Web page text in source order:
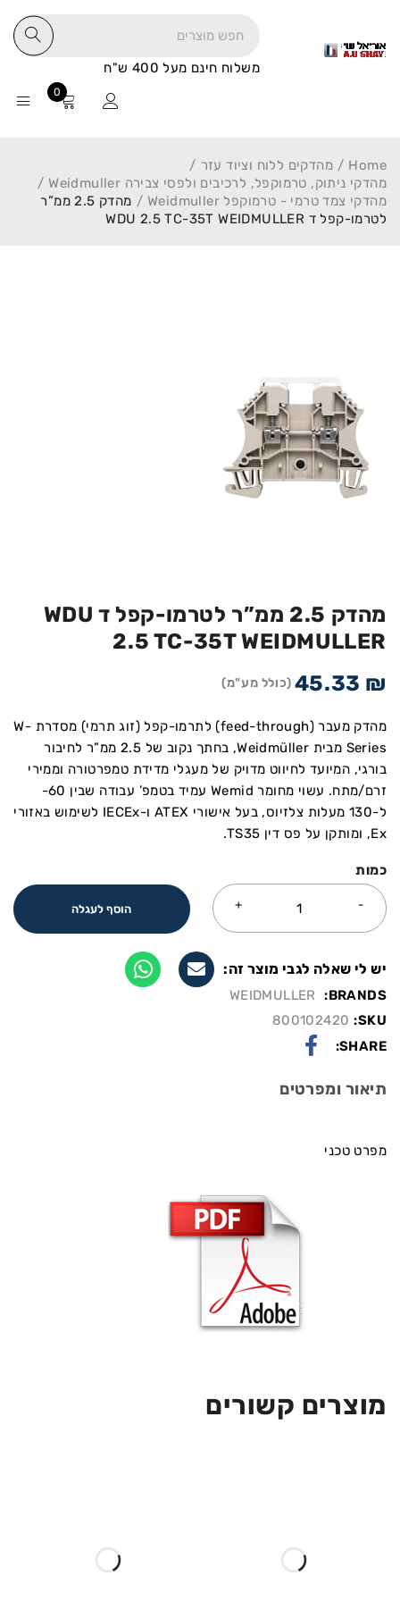
משלוח חינם מעל 400 ש"ח
0
Home
/ מהדקים ללוח וציוד עזר /
מהדקי ניתוק, טרמוקפל, לרכיבים ולפסי צבירה Weidmuller
/
מהדקי צמד טרמי - טרמוקפל Weidmuller
/
מהדק 2.5 ממ”ר
לטרמו-קפל ד WDU 2.5 TC-35T WEIDMULLER
מהדק 2.5 ממ”ר לטרמו-קפל ד WDU
2.5 TC-35T WEIDMULLER
45.33 ₪ (כולל מע"מ)
מהדק מעבר (feed-through) לתרמו-קפל (זוג תרמי) מסדרת W-
Series מבית Weidmüller, בחתך נקוב של 2.5 ממ”ר לחיבור
בורגי, המיועד לחיווט מדויק של מעגלי מדידת טמפרטורה וממירי
זרם/מתח. עשוי מחומר Wemid עמיד בטמפ’ עבודה שבין 60-
ל-130 מעלות צלזיוס, בעל אישורי ATEX ו-IECEx לשימוש באזורי
Ex, ומותקן על פס דין TS35.
כמות
הוסף לעגלה
יש לי שאלה לגבי מוצר זה:
BRANDS:
WEIDMULLER
SKU:
800102420
SHARE:
תיאור ומפרטים
מפרט טכני
מוצרים קשורים